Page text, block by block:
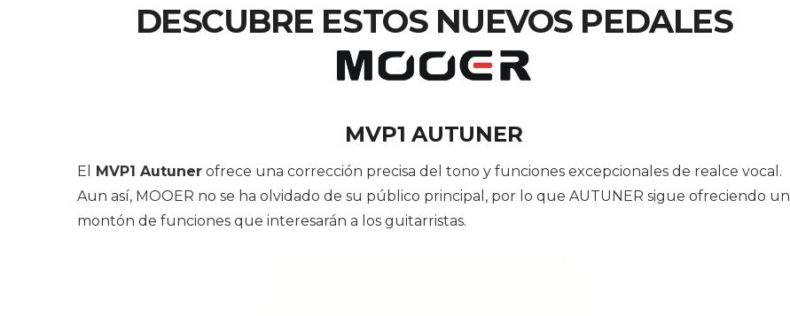
DESCUBRE ESTOS NUEVOS PEDALES
MVP1 AUTUNER
El MVP1 Autuner ofrece una corrección precisa del tono y funciones excepcionales de realce vocal.
Aun así, MOOER no se ha olvidado de su público principal, por lo que AUTUNER sigue ofreciendo un
montón de funciones que interesarán a los guitarristas.